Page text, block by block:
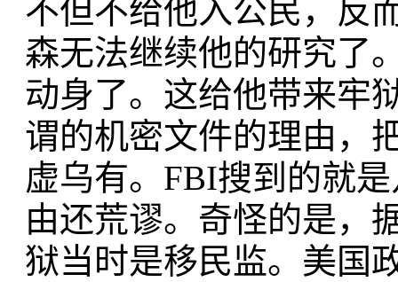
不但不给他入公民，反
森无法继续他的研究了
动身了。这给他带来牢
谓的机密文件的理由，
虚乌有。FBI搜到的就
由还荒谬。奇怪的是，
狱当时是移民监。美国